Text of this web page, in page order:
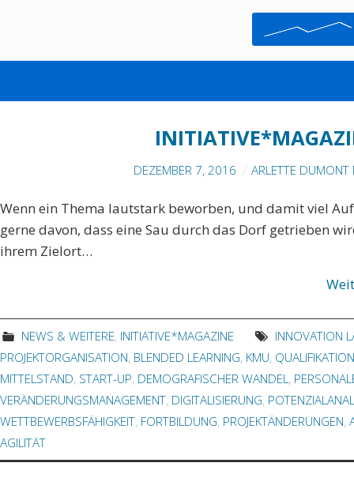
DEZEMBER 7, 2016 ARLETTE DUMONT
Wenn ein Thema lautstark beworben, und damit viel
gerne davon, dass eine Sau durch das Dorf getrieben
ihrem Zielort…
NEWS & WEITERE, INITIATIVE*MAGAZINE
INNOVATION
PROJEKTORGANISATION, BLENDED LEARNING, KMU, QUALIFIKATION
MITTELSTAND, START-UP, DEMOGRAFISCHER WANDEL,
VERÄNDERUNGSMANAGEMENT, DIGITALISIERUNG,
WETTBEWERBSFÄHIGKEIT, FORTBILDUNG, PROJEKTÄNDERUNGEN,
AGILITÄT